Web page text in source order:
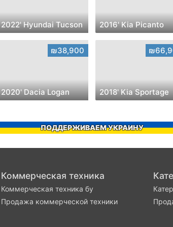
2022' Hyundai Tucson 2016' Kia Picanto
₪38,900
2020' Dacia Logan 2018' Kia Sportage
ПОДДЕРЖИВАЕМ УКРАИНУ
Коммерческая техника
Коммерческая техника бу
Продажа коммерческой техники